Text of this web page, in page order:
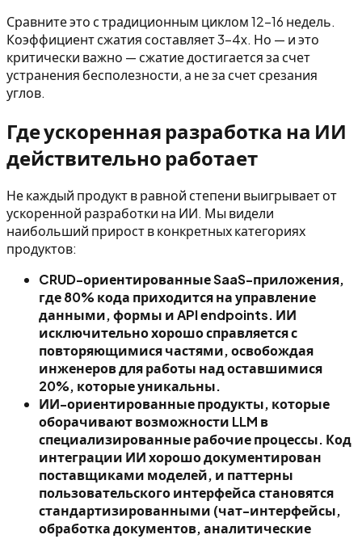
Сравните это с традиционным циклом 12-16 недель.
Коэффициент сжатия составляет 3-4x. Но — и это
критически важно — сжатие достигается за счет
устранения бесполезности, а не за счет срезания
углов.
Где ускоренная разработка на ИИ
действительно работает
Не каждый продукт в равной степени выигрывает от
ускоренной разработки на ИИ. Мы видели
наибольший прирост в конкретных категориях
продуктов:
CRUD-ориентированные SaaS-приложения,
где 80% кода приходится на управление
данными, формы и API endpoints. ИИ
исключительно хорошо справляется с
повторяющимися частями, освобождая
инженеров для работы над оставшимися
20%, которые уникальны.
ИИ-ориентированные продукты, которые
оборачивают возможности LLM в
специализированные рабочие процессы. Код
интеграции ИИ хорошо документирован
поставщиками моделей, и паттерны
пользовательского интерфейса становятся
стандартизированными (чат-интерфейсы,
обработка документов, аналитические